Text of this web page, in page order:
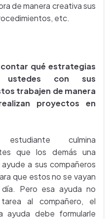
de manera creativa sus
etc.
contar qué estrategias
ustedes con sus
trabajen de manera
proyectos en
culmina
que los demás una
a sus compañeros
que estos no se vayan
Pero esa ayuda no
al compañero, el
ayuda debe formularle